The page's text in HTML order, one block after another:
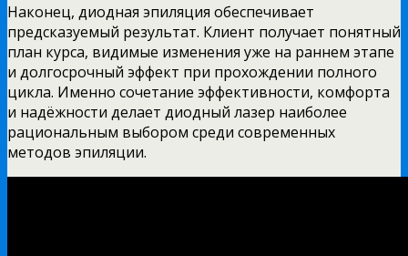
Наконец, диодная эпиляция обеспечивает
предсказуемый результат. Клиент получает понятный
план курса, видимые изменения уже на раннем этапе
и долгосрочный эффект при прохождении полного
цикла. Именно сочетание эффективности, комфорта
и надёжности делает диодный лазер наиболее
рациональным выбором среди современных
методов эпиляции.